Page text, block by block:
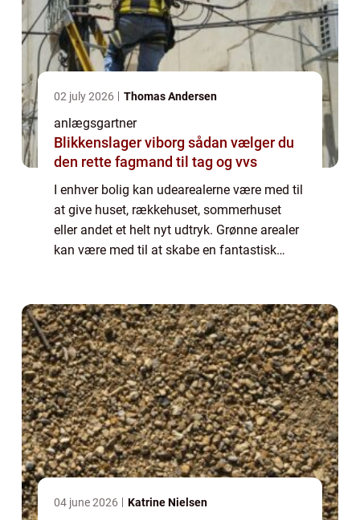
02 july 2026 Thomas Andersen
anlægsgartner
Blikkenslager viborg sådan vælger du
den rette fagmand til tag og vvs
I enhver bolig kan udearealerne være med til
at give huset, rækkehuset, sommerhuset
eller andet et helt nyt udtryk. Grønne arealer
kan være med til at skabe en fantastisk
nemlig med a...
04 june 2026 Katrine Nielsen